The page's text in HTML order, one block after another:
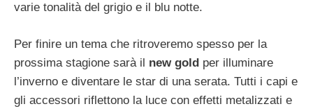
varie tonalità del grigio e il blu notte.
Per finire un tema che ritroveremo spesso per la
prossima stagione sarà il new gold per illuminare
l’inverno e diventare le star di una serata. Tutti i capi e
gli accessori riflettono la luce con effetti metalizzati e